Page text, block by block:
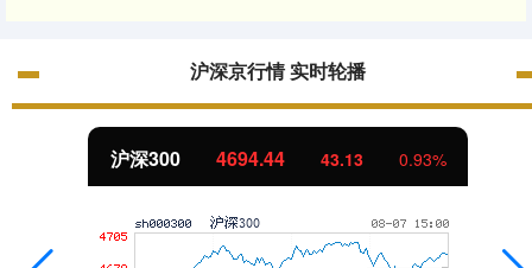
沪深京行情 实时轮播
北证50 1134.24